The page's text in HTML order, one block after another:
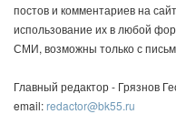
постов и комментариев на
использование их в любой
СМИ, возможны только с
Главный редактор - Грязнов
email:redactor@bk55.ru